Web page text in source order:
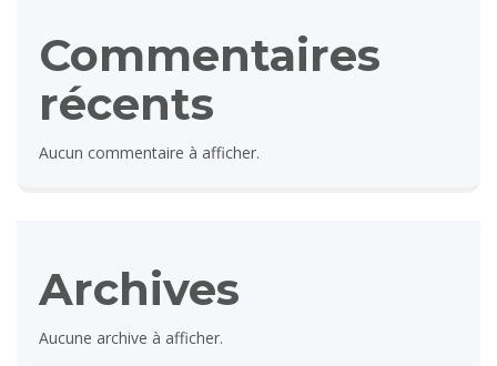
Commentaires
récents
Aucun commentaire à afficher.
Archives
Aucune archive à afficher.